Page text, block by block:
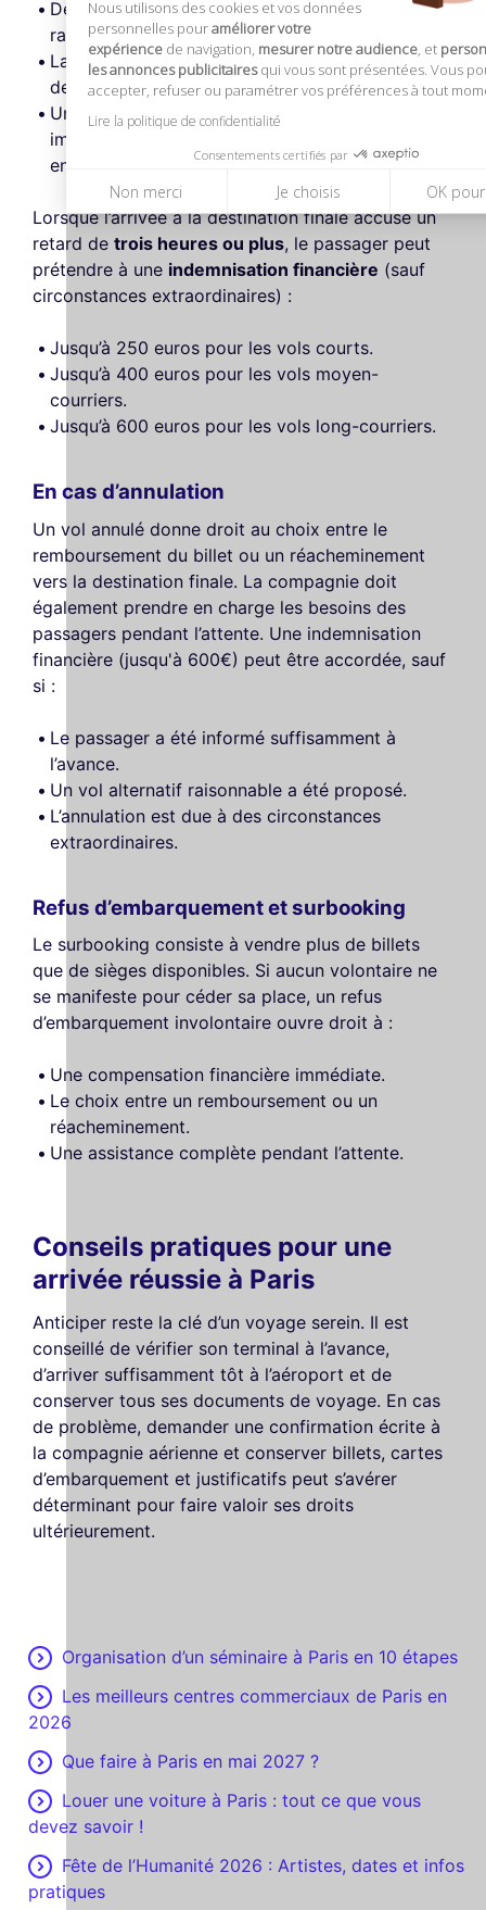
Nous utilisons des cookies et vos données
personnelles pouraméliorer votre
expériencede navigation, mesurer notre audience, et
les annonces publicitairesqui vous sont présentées. Vous
accepter, refuser ou paramétrer vos préférences à tout
Lire la politique de confidentialité
Consentements certifiés par
Non merci Je choisis OK
Des rafraîchissements et des repas en quantité
raisonnable.
La possibilité de passer des appels ou d’envoyer
des messages.
Un hébergement à l’hôtel lorsque le retard
impose une nuit sur place, ainsi que le transport
entre l’aéroport et l’hébergement.
Lorsque l’arrivée à la destination finale accuse un
retard de trois heures ou plus, le passager peut
prétendre à une indemnisation financière (sauf
circonstances extraordinaires) :
Jusqu’à 250 euros pour les vols courts.
Jusqu’à 400 euros pour les vols moyen-
courriers.
Jusqu’à 600 euros pour les vols long-courriers.
En cas d’annulation
Un vol annulé donne droit au choix entre le
remboursement du billet ou un réacheminement
vers la destination finale. La compagnie doit
également prendre en charge les besoins des
passagers pendant l’attente. Une indemnisation
financière (jusqu'à 600€) peut être accordée, sauf
si :
Le passager a été informé suffisamment à
l’avance.
Un vol alternatif raisonnable a été proposé.
L’annulation est due à des circonstances
extraordinaires.
Refus d’embarquement et surbooking
Le surbooking consiste à vendre plus de billets
que de sièges disponibles. Si aucun volontaire ne
se manifeste pour céder sa place, un refus
d’embarquement involontaire ouvre droit à :
Une compensation financière immédiate.
Le choix entre un remboursement ou un
réacheminement.
Une assistance complète pendant l’attente.
Conseils pratiques pour une
arrivée réussie à Paris
Anticiper reste la clé d’un voyage serein. Il est
conseillé de vérifier son terminal à l’avance,
d’arriver suffisamment tôt à l’aéroport et de
conserver tous ses documents de voyage. En cas
de problème, demander une confirmation écrite à
la compagnie aérienne et conserver billets, cartes
d’embarquement et justificatifs peut s’avérer
déterminant pour faire valoir ses droits
ultérieurement.
Organisation d’un séminaire à Paris en 10 étapes
Les meilleurs centres commerciaux de Paris en
2026
Que faire à Paris en mai 2027 ?
Louer une voiture à Paris : tout ce que vous
devez savoir !
Fête de l’Humanité 2026 : Artistes, dates et infos
pratiques